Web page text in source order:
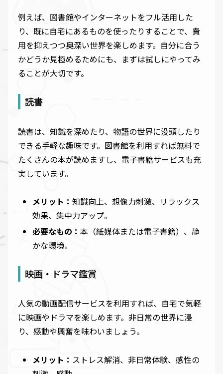
例えば、図書館やインターネットをフル活用した
り、既に自宅にあるものを使ったりすることで、費
用を抑えつつ奥深い世界を楽しめます。自分に合う
かどうか見極めるためにも、まずは試しにやってみ
ることが大切です。
読書
読書は、知識を深めたり、物語の世界に没頭したり
できる手軽な趣味です。図書館を利用すれば無料で
たくさんの本が読めますし、電子書籍サービスも充
実しています。
メリット：知識向上、想像力刺激、リラックス
効果、集中力アップ。
必要なもの：本（紙媒体または電子書籍）、静
かな環境。
映画・ドラマ鑑賞
人気の動画配信サービスを利用すれば、自宅で気軽
に映画やドラマを楽しめます。非日常の世界に浸
り、感動や興奮を味わいましょう。
メリット： ストレス解消、非日常体験、感性の